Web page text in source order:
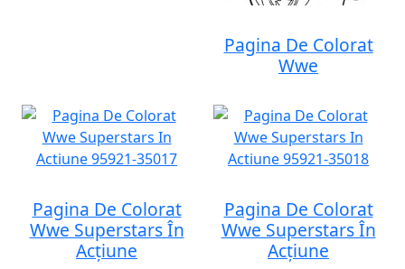
Pagina De Colorat
Wwe
Pagina De Colorat
Wwe Superstars În
Acțiune
Pagina De Colorat
Wwe Superstars În
Acțiune